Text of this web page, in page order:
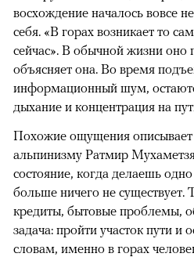
восхождение началось вовсе
себя. «В горах возникает то
сейчас». В обычной жизни
объясняет она. Во время
информационный шум,
дыхание и концентрация на
Похожие ощущения описывает
альпинизму Ратмир
состояние, когда делаешь
больше ничего не
кредиты, бытовые проблемы,
задача: пройти участок пути и
словам, именно в горах